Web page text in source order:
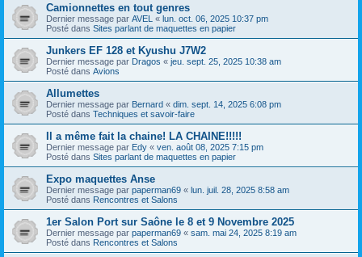
Camionnettes en tout genres
Dernier message par AVEL « lun. oct. 06, 2025 10:37 pm
Posté dans Sites parlant de maquettes en papier
Junkers EF 128 et Kyushu J7W2
Dernier message par Dragos « jeu. sept. 25, 2025 10:38 am
Posté dans Avions
Allumettes
Dernier message par Bernard « dim. sept. 14, 2025 6:08 pm
Posté dans Techniques et savoir-faire
Il a même fait la chaine! LA CHAINE!!!!!
Dernier message par Edy « ven. août 08, 2025 7:15 pm
Posté dans Sites parlant de maquettes en papier
Expo maquettes Anse
Dernier message par paperman69 « lun. juil. 28, 2025 8:58 am
Posté dans Rencontres et Salons
1er Salon Port sur Saône le 8 et 9 Novembre 2025
Dernier message par paperman69 « sam. mai 24, 2025 8:19 am
Posté dans Rencontres et Salons